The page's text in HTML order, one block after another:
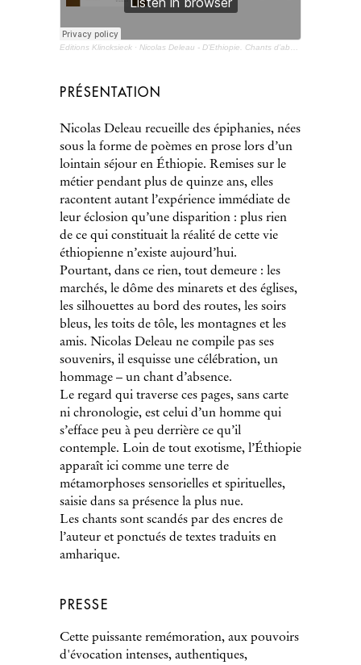
Éditions Klincksieck · Nicolas Deleau - D’Éthiopie. Chants d’absence
PRÉSENTATION
Nicolas Deleau recueille des épiphanies, nées
sous la forme de poèmes en prose lors d’un
lointain séjour en Éthiopie. Remises sur le
métier pendant plus de quinze ans, elles
racontent autant l’expérience immédiate de
leur éclosion qu’une disparition : plus rien
de ce qui constituait la réalité de cette vie
éthiopienne n’existe aujourd’hui.
Pourtant, dans ce rien, tout demeure : les
marchés, le dôme des minarets et des églises,
les silhouettes au bord des routes, les soirs
bleus, les toits de tôle, les montagnes et les
amis. Nicolas Deleau ne compile pas ses
souvenirs, il esquisse une célébration, un
hommage – un chant d’absence.
Le regard qui traverse ces pages, sans carte
ni chronologie, est celui d’un homme qui
s’efface peu à peu derrière ce qu’il
contemple. Loin de tout exotisme, l’Éthiopie
apparaît ici comme une terre de
métamorphoses sensorielles et spirituelles,
saisie dans sa présence la plus nue.
Les chants sont scandés par des encres de
l’auteur et ponctués de textes traduits en
amharique.
PRESSE
Cette puissante remémoration, aux pouvoirs
d'évocation intenses, authentiques,